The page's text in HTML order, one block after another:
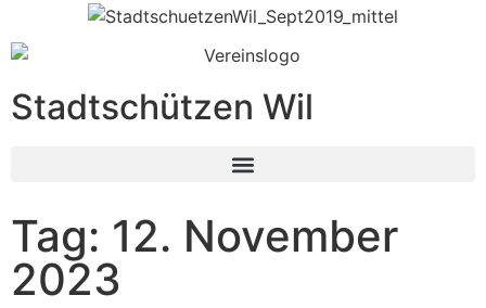
Stadtschützen Wil
Tag: 12. November
2023